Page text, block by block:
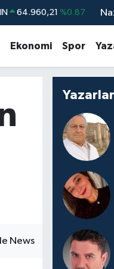
64.960,21 %0.87
64,4811 %0.38
%0.03
%-14
Ekonomi Spor
Yazarlar